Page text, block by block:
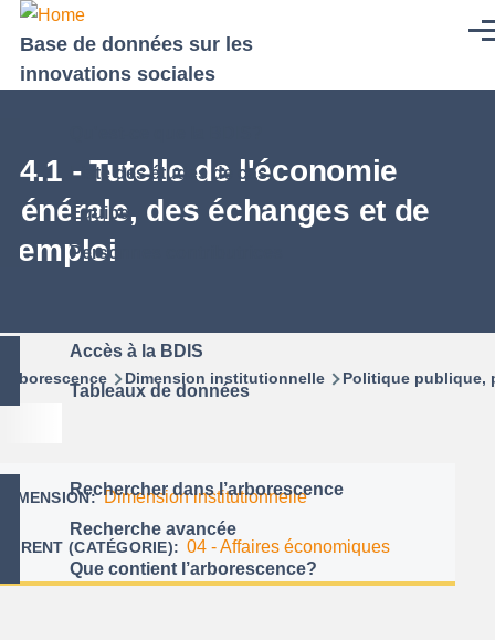
Aller au contenu principal
Base de données sur les
innovations sociales
Liste des études de cas
Équipe
Personnes contributrices
Accès à la BDIS
Tableaux de données
Rechercher dans l’arborescence
Recherche avancée
Que contient l’arborescence?
04.1 - Tutelle de l'économie
générale, des échanges et de
l'emploi
Fil
Arborescence Dimension institutionnelle Politique publique,
DIMENSION Dimension institutionnelle
PARENT (CATÉGORIE) 04 - Affaires économiques